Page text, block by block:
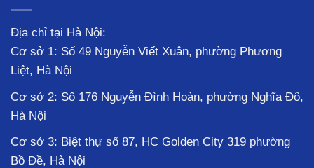
Địa chỉ tại Hà Nội:
Cơ sở 1: Số 49 Nguyễn Viết Xuân, phường Phương
Liệt, Hà Nội
Cơ sở 2: Số 176 Nguyễn Đình Hoàn, phường Nghĩa Đô,
Hà Nội
Cơ sở 3: Biệt thự số 87, HC Golden City 319 phường
Bồ Đề, Hà Nội